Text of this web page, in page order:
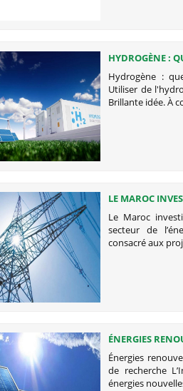
HYDROGÈNE :
ÉNERGÉTIQUE ?
Hydrogène :
Utiliser de
Brillante idée. À
LE MAROC
DANS LE
Le Maroc
secteur de
consacré aux
ÉNERGIES
20 PROJETS DE
Énergies
de recherche
énergies